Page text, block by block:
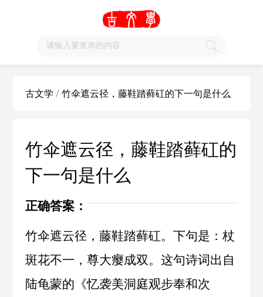
古文学 /竹伞遮云径，藤鞋踏藓矼的下一句是什么
竹伞遮云径，藤鞋踏藓矼的
下一句是什么
正确答案：
竹伞遮云径，藤鞋踏藓矼。下句是：杖
斑花不一，尊大瘿成双。这句诗词出自
陆龟蒙的《忆袭美洞庭观步奉和次